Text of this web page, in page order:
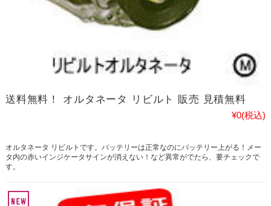
送料無料！ オルタネータ リビルト 販売 見積無料
¥0(税込)
オルタネータ リビルトです。バッテリーは正常なのにバッテリー上がる！メー
タ内の赤いインジケータサインが消えない！など異常がでたら、要チェックで
す。